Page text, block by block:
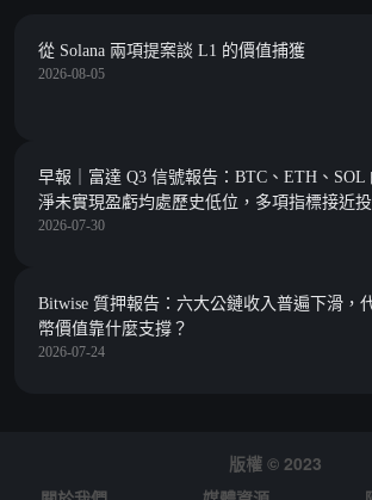
從 Solana 兩項提案談 L1 的價值捕獲
2026-08-05
早報｜富達 Q3 信號報告：BTC、ETH、SOL
淨未實現盈虧均處歷史低位，多項指標接近
區間；韓國金融委擬提交統一數字資產法案，
2026-07-30
Bitwise 質押報告：六大公鏈收入普遍下滑，
幣價值靠什麼支撐？
2026-07-24
版權 © 2023